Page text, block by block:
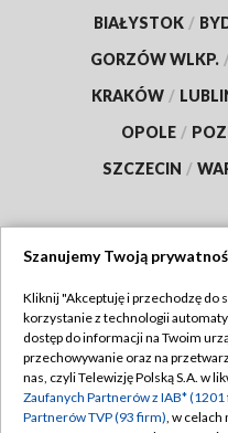
BIAŁYSTOK /
GORZÓW WLKP.
KRAKÓW /
OPOLE /
SZCZECIN /
Abonament TVP
Emisja w TVP
Szanujemy Twoją
Kliknij "Akceptuję i przechodzę do
korzystanie z technologii
dostęp do informacji na Twoim
przechowywanie oraz na
nas, czyli Telewizję Polską S.A. w
Zaufanych Partnerów z IAB*
Partnerów TVP (93 firm), w